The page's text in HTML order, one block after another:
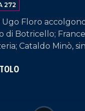
272
Ugo Floro
di Botricello;
Cataldo Minò,